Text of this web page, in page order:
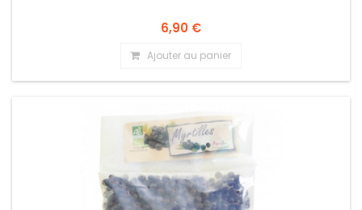
6,90 €
Ajouter au panier